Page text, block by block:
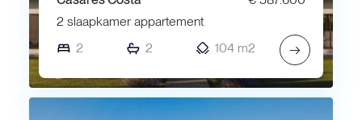
2 slaapkamer appartement
2
2 104 m2 →